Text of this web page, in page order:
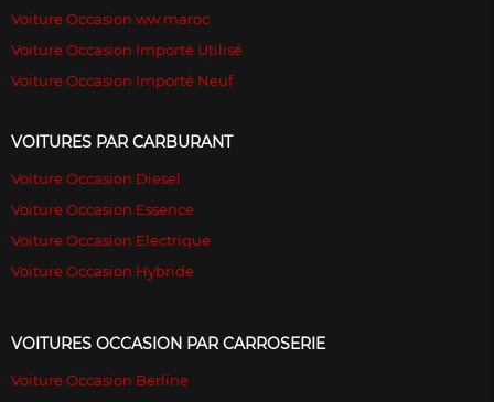
Voiture Occasion ww maroc
Voiture Occasion Importé Utilisé
Voiture Occasion Importé Neuf
VOITURES PAR CARBURANT
Voiture Occasion Diesel
Voiture Occasion Essence
Voiture Occasion Electrique
Voiture Occasion Hybride
VOITURES OCCASION PAR CARROSERIE
Voiture Occasion Berline